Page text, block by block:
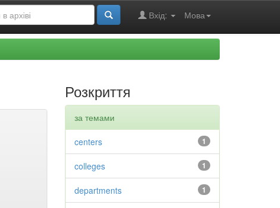
Мова
Вхід:
Розкриття
за темами
1
centers
1
colleges
1
departments